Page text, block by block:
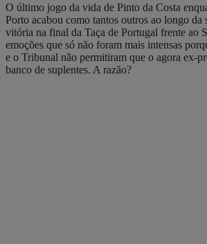
O último jogo da vida de Pinto da Costa
Porto acabou como tantos outros ao longo da
vitória na final da Taça de Portugal frente ao
emoções que só não foram mais intensas
e o Tribunal não permitiram que o agora ex-
banco de suplentes. A razão?